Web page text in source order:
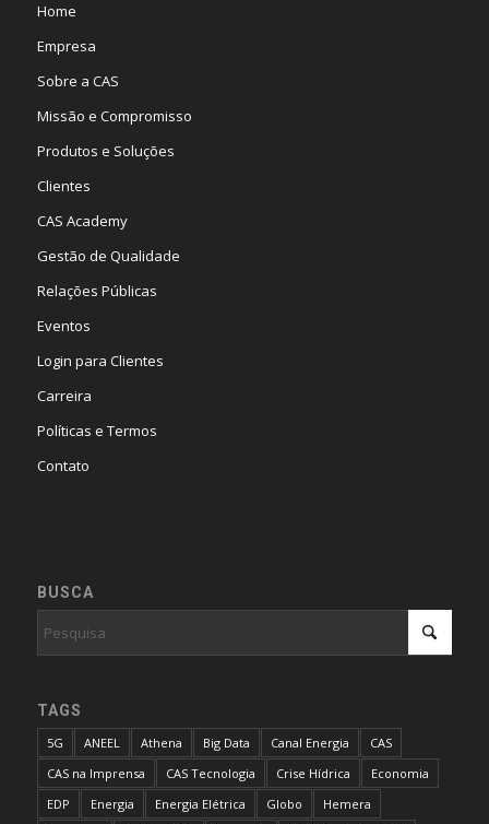
Home
Empresa
Sobre a CAS
Missão e Compromisso
Produtos e Soluções
Clientes
CAS Academy
Gestão de Qualidade
Relações Públicas
Eventos
Login para Clientes
Carreira
Políticas e Termos
Contato
BUSCA
TAGS
5G ANEEL Athena Big Data Canal Energia
CAS
CAS na Imprensa
CAS Tecnologia Crise Hídrica
Economia
EDP
Energia Energia Elétrica Globo
Hemera